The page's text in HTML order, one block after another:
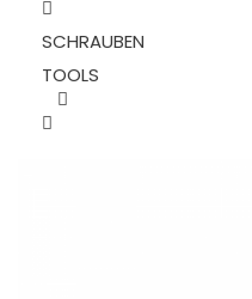
SCHRAUBEN
TOOLS